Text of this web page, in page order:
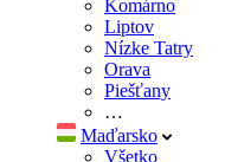
Komárno
Liptov
Nízke Tatry
Orava
Piešťany
…
Maďarsko
Všetko